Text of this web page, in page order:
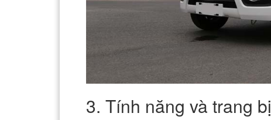
3. Tính năng và trang bị